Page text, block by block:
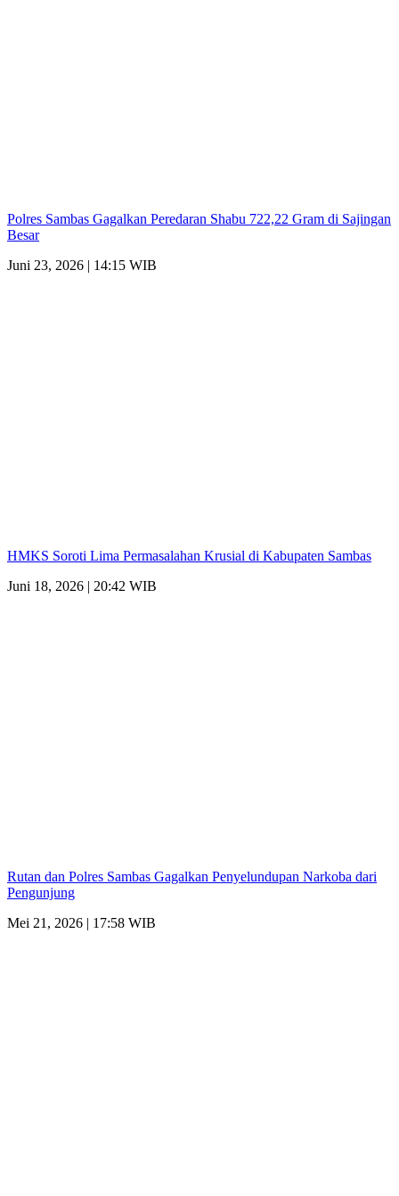
Polres Sambas Gagalkan Peredaran Shabu 722,22 Gram di Sajingan
Besar
Juni 23, 2026 | 14:15 WIB
HMKS Soroti Lima Permasalahan Krusial di Kabupaten Sambas
Juni 18, 2026 | 20:42 WIB
Rutan dan Polres Sambas Gagalkan Penyelundupan Narkoba dari
Pengunjung
Mei 21, 2026 | 17:58 WIB